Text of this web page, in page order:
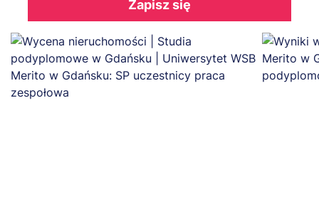
Zapisz się